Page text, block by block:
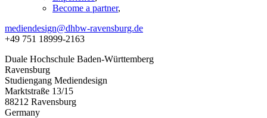
Become a partner,
mediendesign@dhbw-ravensburg.de
+49 751 18999-2163
Duale Hochschule Baden-Württemberg
Ravensburg
Studiengang Mediendesign
Marktstraße 13/15
88212 Ravensburg
Germany